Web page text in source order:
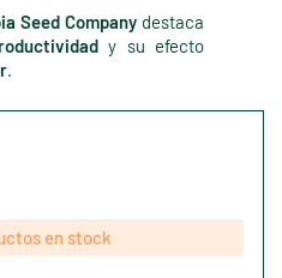
Seed Companydestaca
y su efecto
.
en stock